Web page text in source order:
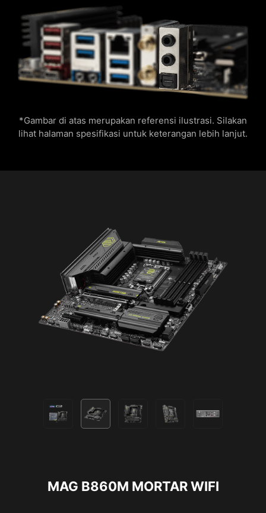
*Gambar di atas merupakan referensi ilustrasi. Silakan
lihat halaman spesifikasi untuk keterangan lebih lanjut.
MAG B860M MORTAR WIFI